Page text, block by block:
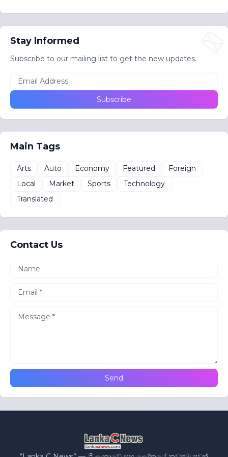
Stay Informed
Subscribe to our mailing list to get the new updates.
Main Tags
Arts Auto Economy Featured
Foreign
Local
Market Sports
Technology
Translated
Contact Us